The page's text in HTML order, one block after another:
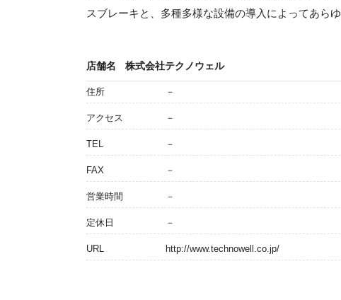
スブレーキと、多種多様な設備の導入によってあら
店舗名 株式会社テクノウェル
住所 －
アクセス －
TEL －
FAX －
営業時間 －
定休日 －
URL http://www.technowell.co.jp/